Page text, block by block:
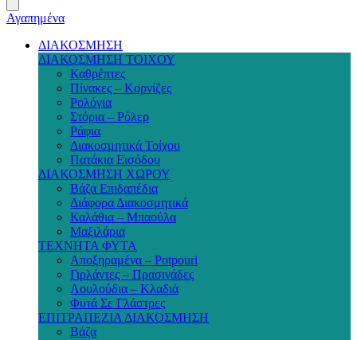
Αγαπημένα
ΔΙΑΚΟΣΜΗΣΗ
ΔΙΑΚΟΣΜΗΣΗ ΤΟΙΧΟΥ
Καθρέπτες
Πίνακες – Κορνίζες
Ρολόγια
Στόρια – Ρόλερ
Ράφια
Διακοσμητικά Τοίχου
Πατάκια Εισόδου
ΔΙΑΚΟΣΜΗΣΗ ΧΩΡΟΥ
Βάζα Επιδαπέδια
Διάφορα Διακοσμητικά
Καλάθια – Μπαούλα
Μαξιλάρια
ΤΕΧΝΗΤΑ ΦΥΤΑ
Αποξηραμένα – Potpouri
Γιρλάντες – Πρασινάδες
Λουλούδια – Κλαδιά
Φυτά Σε Γλάστρες
ΕΠΙΤΡΑΠΕΖΙΑ ΔΙΑΚΟΣΜΗΣΗ
Βάζα